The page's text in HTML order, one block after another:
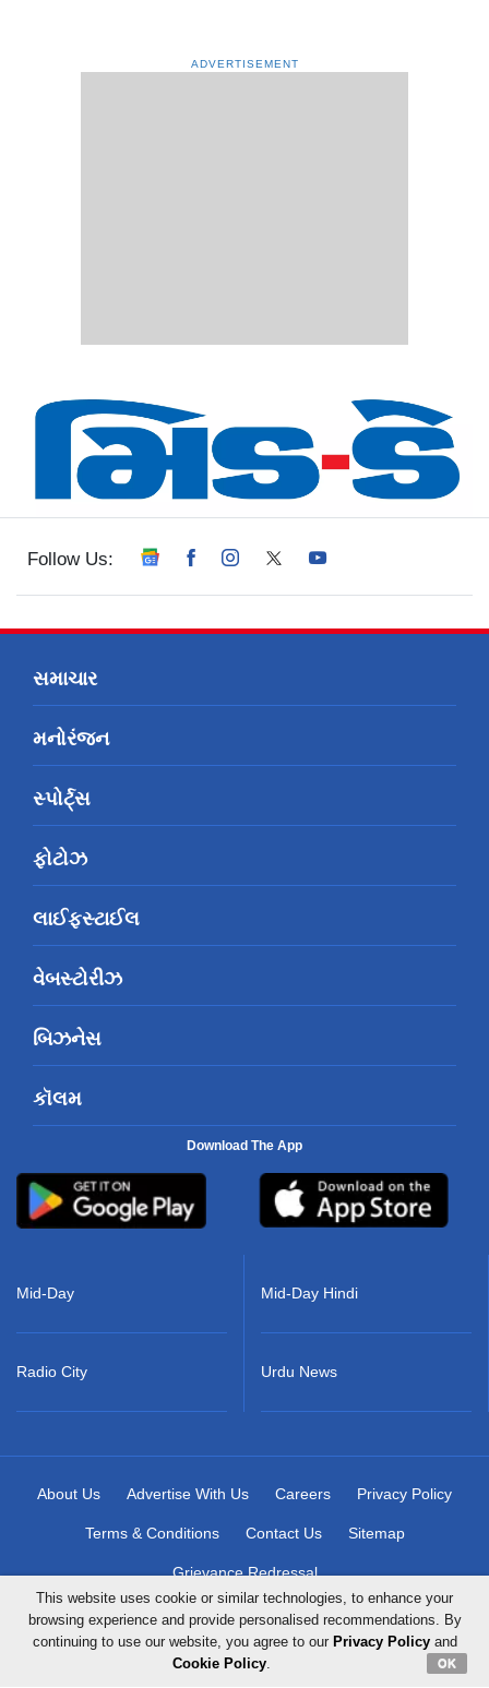
ADVERTISEMENT
Follow Us:
સમાચાર
મનોરંજન
સ્પોર્ટ્સ
ફોટોઝ
લાઈફસ્ટાઈલ
વેબસ્ટોરીઝ
બિઝનેસ
કૉલમ
Download The App
Mid-Day
Radio City
Mid-Day Hindi
Urdu News
About Us Advertise With Us Careers Privacy Policy
Terms & Conditions Contact Us Sitemap
Grievance Redressal
Copyright © 2026 Mid-Day Infomedia Ltd. All Rights Reserved.
This website uses cookie or similar technologies, to enhance your
browsing experience and provide personalised recommendations. By
continuing to use our website, you agree to our Privacy Policyand
Cookie Policy. OK